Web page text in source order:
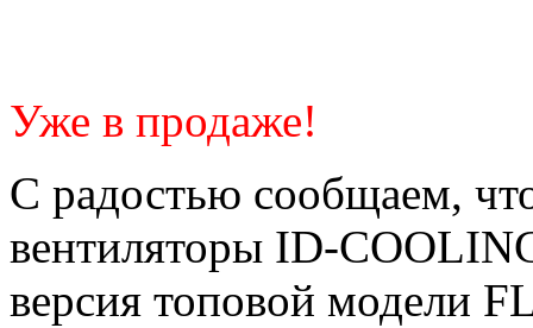
Уже в продаже!
С радостью сообщаем,
вентиляторы ID-
версия топовой модели